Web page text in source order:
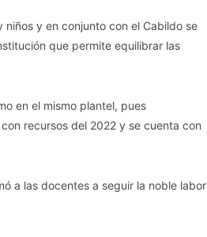
niños y en conjunto con el Cabildo se
que permite equilibrar las
en el mismo plantel, pues
recursos del 2022 y se cuenta con
a las docentes a seguir la noble labor